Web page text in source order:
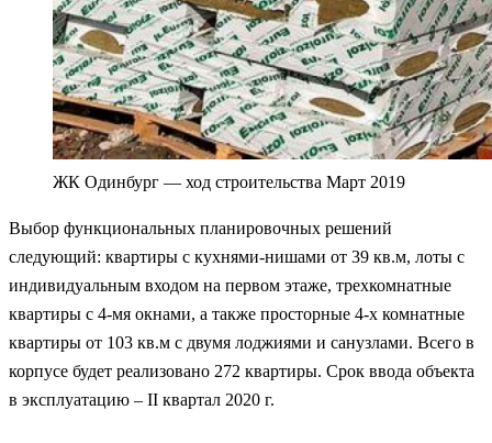
ЖК Одинбург — ход строительства Март 2019
Выбор функциональных планировочных решений
следующий: квартиры с кухнями-нишами от 39 кв.м, лоты с
индивидуальным входом на первом этаже, трехкомнатные
квартиры с 4-мя окнами, а также просторные 4-х комнатные
квартиры от 103 кв.м с двумя лоджиями и санузлами. Всего в
корпусе будет реализовано 272 квартиры. Срок ввода объекта
в эксплуатацию – II квартал 2020 г.